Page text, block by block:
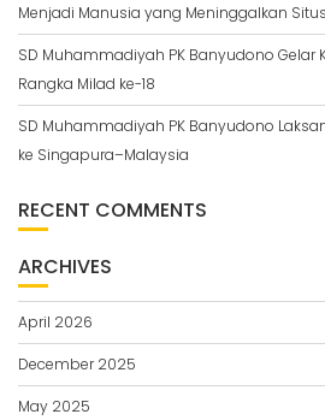
Menjadi Manusia yang Meninggalkan
SD Muhammadiyah PK Banyudono Gelar
Rangka Milad ke-18
SD Muhammadiyah PK Banyudono
ke Singapura–Malaysia
RECENT COMMENTS
ARCHIVES
April 2026
December 2025
May 2025